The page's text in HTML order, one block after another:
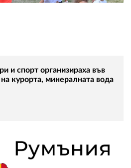
и спорт организираха във
курорта, минералната вода